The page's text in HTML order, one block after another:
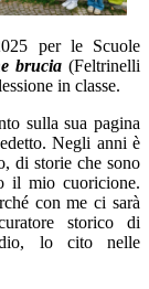
per le Scuole
brucia(Feltrinelli
in classe.
sulla sua pagina
Negli anni è
di storie che sono
il mio cuoricione.
con me ci sarà
storico di
lo cito nelle